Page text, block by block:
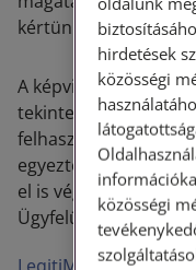
kértünk tőle a
A képviselet
tekintettel arra, hogy
felhasználásával az
egyeztetést a
el is végezte, így az
Ügyfelünk
hirdetések
közösségi
közösségi